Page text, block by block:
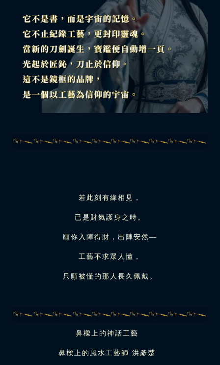
若此刻有緣相見，
已是財氣護身之時。
願你入陣得財，出陣安然—
工藝不求眾人懂，
只願被懂的那人長久佩戴。
鼻樑上的神話工藝
鼻樑上的風水工藝師 洪彥楚